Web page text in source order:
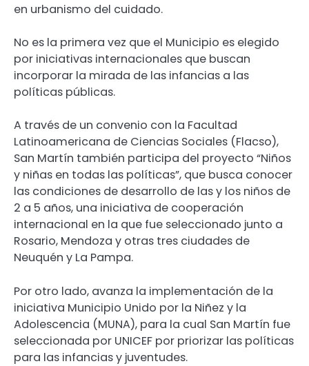
en urbanismo del cuidado.
No es la primera vez que el Municipio es elegido
por iniciativas internacionales que buscan
incorporar la mirada de las infancias a las
políticas públicas.
A través de un convenio con la Facultad
Latinoamericana de Ciencias Sociales (Flacso),
San Martín también participa del proyecto “Niños
y niñas en todas las políticas”, que busca conocer
las condiciones de desarrollo de las y los niños de
2 a 5 años, una iniciativa de cooperación
internacional en la que fue seleccionado junto a
Rosario, Mendoza y otras tres ciudades de
Neuquén y La Pampa.
Por otro lado, avanza la implementación de la
iniciativa Municipio Unido por la Niñez y la
Adolescencia (MUNA), para la cual San Martín fue
seleccionada por UNICEF por priorizar las políticas
para las infancias y juventudes.